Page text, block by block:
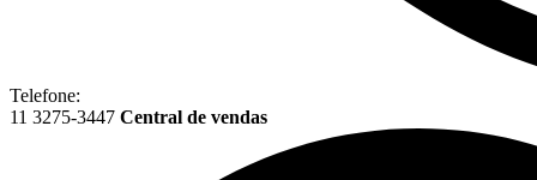
Telefone:
11 3275-3447 Central de vendas